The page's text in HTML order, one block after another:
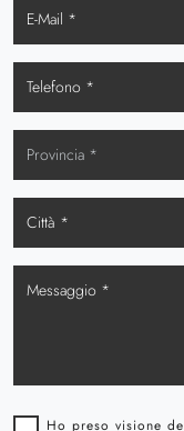
Ho preso visione